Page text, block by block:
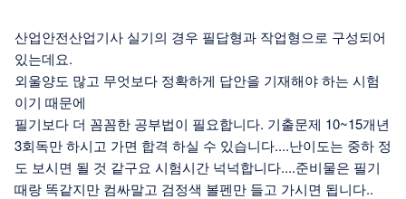
산업안전산업기사 실기의 경우 필답형과 작업형으로 구성되어
있는데요.
외울양도 많고 무엇보다 정확하게 답안을 기재해야 하는 시험
이기 때문에
필기보다 더 꼼꼼한 공부법이 필요합니다. 기출문제 10~15개년
3회독만 하시고 가면 합격 하실 수 있습니다....난이도는 중하 정
도 보시면 될 것 같구요 시험시간 넉넉합니다....준비물은 필기
때랑 똑같지만 컴싸말고 검정색 볼펜만 들고 가시면 됩니다..